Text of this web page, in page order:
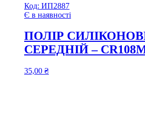
Код: ИП2887
Є в наявності
ПОЛІР
СЕРЕДНІЙ –
35,00 ₴